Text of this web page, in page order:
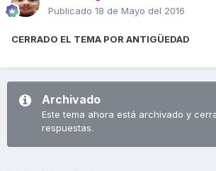
Publicado 18 de Mayo del 2016
CERRADO EL TEMA POR ANTIGÜEDAD
Archivado
Este tema ahora está archivado y
respuestas.